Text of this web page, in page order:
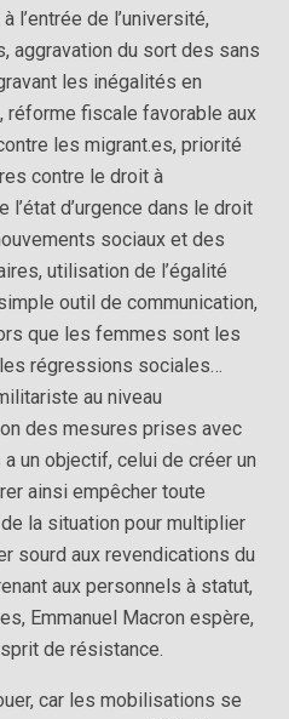
l’entrée de l’université,
aggravation du sort des sans
les inégalités en
réforme fiscale favorable aux
les migrant.es, priorité
contre le droit à
l’état d’urgence dans le droit
sociaux et des
utilisation de l’égalité
outil de communication,
que les femmes sont les
régressions sociales…
au niveau
des mesures prises avec
un objectif, celui de créer un
ainsi empêcher toute
la situation pour multiplier
sourd aux revendications du
aux personnels à statut,
Emmanuel Macron espère,
de résistance.
car les mobilisations se